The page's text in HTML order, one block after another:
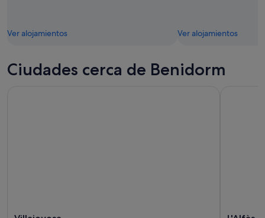
Ver alojamientos Ver alojamientos
Ciudades cerca de Benidorm